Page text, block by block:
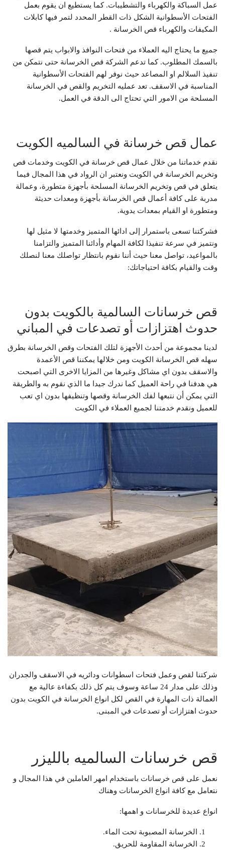
عمل السباكة والكهرباء والتشطيبات. كما يستطيع ان يقوم بعمل
الفتحات الأسطوانية الشكل ذات القطر المحدد لتمر فيها كابلات
المكيفات والكهرباء قص الخرسانة .
جميع ما يحتاج اليه العملاء من فتحات النوافذ والابواب يتم قصها
بالسمك المطلوب. كما تدعم الشركة قص الخرسانة حتى نتمكن من
تنفيذ السلالم او المصاعد حيث نوفر لهم الفتحات الأسطوانية
المناسبة في الاسقف. تعد عمليه التخريم والقص في الخرسانة
المسلحة من الامور التي تحتاج الى الدقة في العمل.
عمال قص خرسانة في السالميه الكويت
نقدم خدماتنا من خلال عمال قص خرسانة في الكويت وخدمات قص
وتخريم الخرسانة في الكويت ونعتبر ان الرواد في هذا المجال فيما
يتعلق في قص وتخريم الخرسانة المسلحة بأجهزة متطورة، وعمالة
مدربة على كافة أعمال قص الخرسانة بأجهزة ومعدات حديثة
ومتطورة او القيام بمعدات يدوية.
فشركتنا تسعى باستمرار إلى ادائها المتميز وخدمتها لا مثيل لها
ونتميز في سرعة تنفيذا لكافة المهام وأدائنا المتميز والتزامنا
بالمواعيد، تواصل معنا حيث أننا نقوم بانتظار تواصلك معنا لنصلك
وقت والقيام بكافة احتياجاتك:
قص خرسانات السالمية بالكويت بدون
حدوث اهتزازات أو تصدعات في المباني
لدينا مجموعة من أحدث الأجهزة لتلك الفتحات وقص الخرسانة بطرق
سهله قص الخرسانة الكويت ومن خلالها يمكننا قص الأعمدة
والاسقف بدون اي مشاكل وغيرها من المزايا الاخرى التي اصبحت
هي هدفنا في راحة العميل كما ندرك جيدا ما الذي نقوم به والطريقة
التي يمكن أن نتبعها لفك الخرسانة وقصها وتنظيفها بدون اي تعب
للعميل ونقدم خدمتنا لجميع العملاء في الكويت
شركتنا لقص وعمل فتحات اسطوانات ودائريه في الاسقف والجدران
وذلك على مدار 24 ساعة وسوف يتم كل ذلك بكفاءة عالية مع
العمالة ذات المهارة في القص لكل انواع الخرسانة في الكويت بدون
حدوث اهتزازات أو تصدعات في المبنى.
قص خرسانات السالميه بالليزر
نعمل على قص خرسانات باستخدام امهر العاملين في هذا المجال و
نتعامل مع كافة انواع الخرسانات وهناك
انواع عديدة للخرسانات و اهمها:
الخرسانة المصبوبة تحت الماء.
الخرسانة المقاومة للحريق.